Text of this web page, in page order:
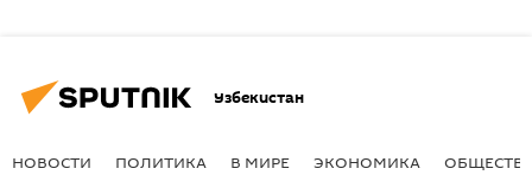
Узбекистан
НОВОСТИ ПОЛИТИКА В МИРЕ ЭКОНОМИКА